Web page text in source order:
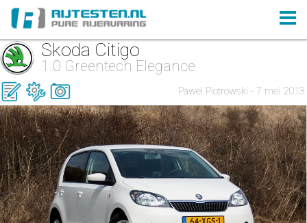
Skoda Citigo
1.0 Greentech Elegance
Pawel Piotrowski - 7 mei 2013